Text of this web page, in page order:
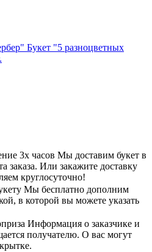
Букет "5 разноцветных
3х часов Мы доставим букет в
заказа. Или закажите доставку
круглосуточно!
Мы бесплатно дополним
в которой вы можете указать
Информация о заказчике и
получателю. О вас могут